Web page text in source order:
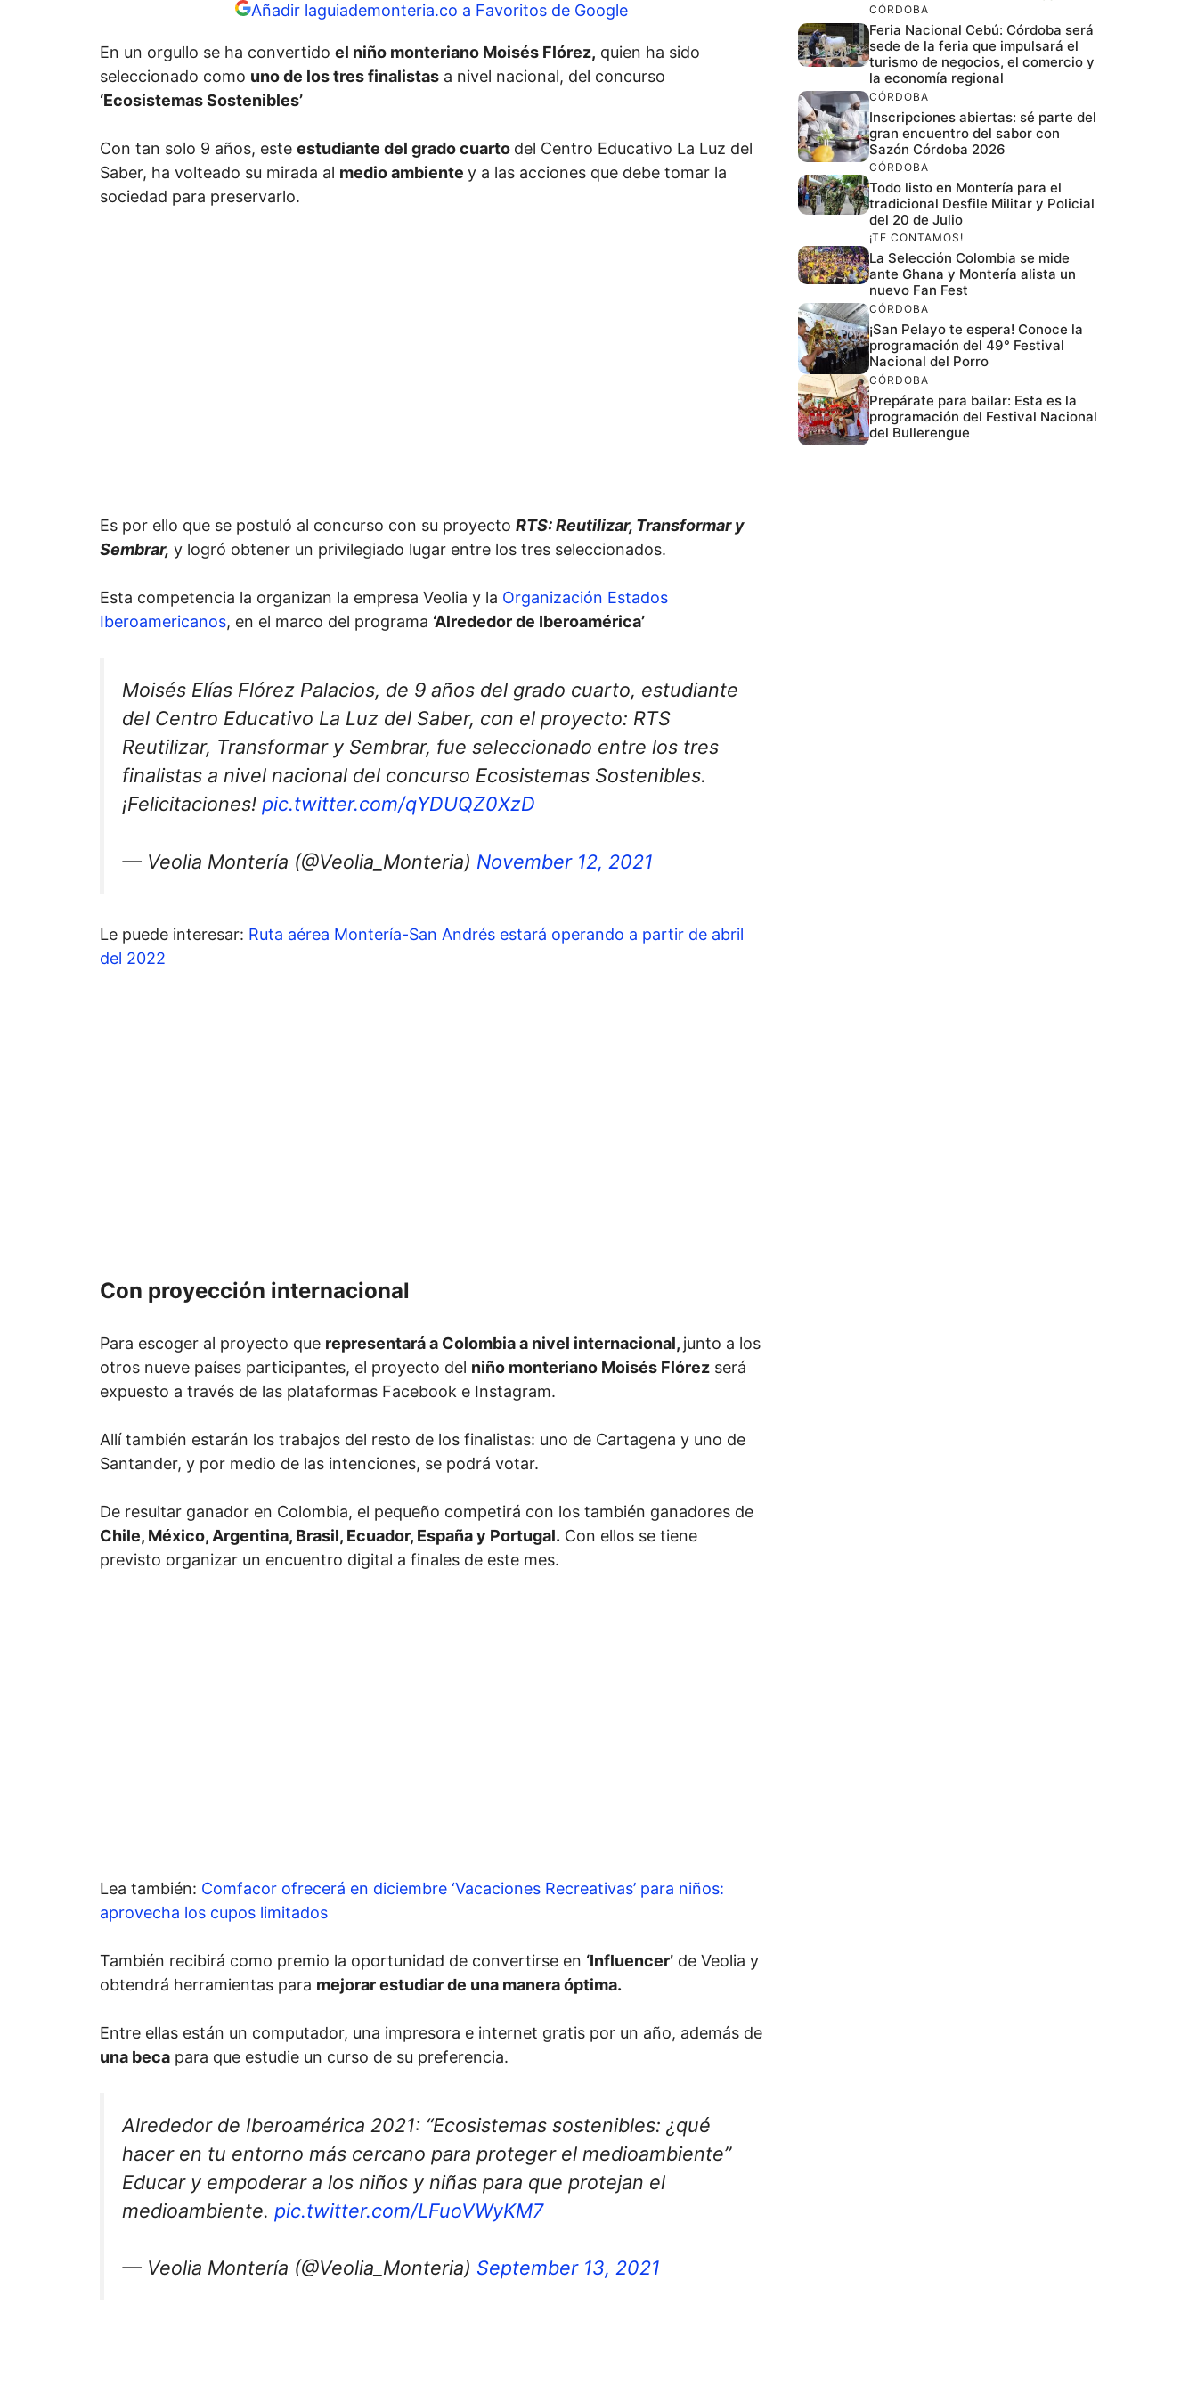
Añadir laguiademonteria.co a Favoritos de Google
En un orgullo se ha convertido el niño monteriano Moisés Flórez, quien ha sido
seleccionado como uno de los tres finalistas a nivel nacional, del concurso
‘Ecosistemas Sostenibles’
Con tan solo 9 años, este estudiante del grado cuarto del Centro Educativo La Luz del
Saber, ha volteado su mirada al medio ambiente y a las acciones que debe tomar la
sociedad para preservarlo.
Es por ello que se postuló al concurso con su proyecto RTS: Reutilizar, Transformar y
Sembrar, y logró obtener un privilegiado lugar entre los tres seleccionados.
Esta competencia la organizan la empresa Veolia y la Organización Estados
Iberoamericanos, en el marco del programa ‘Alrededor de Iberoamérica’
Moisés Elías Flórez Palacios, de 9 años del grado cuarto, estudiante
del Centro Educativo La Luz del Saber, con el proyecto: RTS
Reutilizar, Transformar y Sembrar, fue seleccionado entre los tres
finalistas a nivel nacional del concurso Ecosistemas Sostenibles.
¡Felicitaciones! pic.twitter.com/qYDUQZ0XzD
— Veolia Montería (@Veolia_Monteria) November 12, 2021
Le puede interesar: Ruta aérea Montería-San Andrés estará operando a partir de abril
del 2022
Con proyección internacional
Para escoger al proyecto que representará a Colombia a nivel internacional, junto a los
otros nueve países participantes, el proyecto del niño monteriano Moisés Flórez será
expuesto a través de las plataformas Facebook e Instagram.
Allí también estarán los trabajos del resto de los finalistas: uno de Cartagena y uno de
Santander, y por medio de las intenciones, se podrá votar.
De resultar ganador en Colombia, el pequeño competirá con los también ganadores de
Chile, México, Argentina, Brasil, Ecuador, España y Portugal. Con ellos se tiene
previsto organizar un encuentro digital a finales de este mes.
Lea también: Comfacor ofrecerá en diciembre ‘Vacaciones Recreativas’ para niños:
aprovecha los cupos limitados
También recibirá como premio la oportunidad de convertirse en ‘Influencer’ de Veolia y
obtendrá herramientas para mejorar estudiar de una manera óptima.
Entre ellas están un computador, una impresora e internet gratis por un año, además de
una beca para que estudie un curso de su preferencia.
Alrededor de Iberoamérica 2021: “Ecosistemas sostenibles: ¿qué
hacer en tu entorno más cercano para proteger el medioambiente”
Educar y empoderar a los niños y niñas para que protejan el
medioambiente. pic.twitter.com/LFuoVWyKM7
— Veolia Montería (@Veolia_Monteria) September 13, 2021
CÓRDOBA
Feria Nacional Cebú: Córdoba será
sede de la feria que impulsará el
turismo de negocios, el comercio y
la economía regional
CÓRDOBA
Inscripciones abiertas: sé parte del
gran encuentro del sabor con
Sazón Córdoba 2026
CÓRDOBA
Todo listo en Montería para el
tradicional Desfile Militar y Policial
del 20 de Julio
¡TE CONTAMOS!
La Selección Colombia se mide
ante Ghana y Montería alista un
nuevo Fan Fest
CÓRDOBA
¡San Pelayo te espera! Conoce la
programación del 49° Festival
Nacional del Porro
CÓRDOBA
Prepárate para bailar: Esta es la
programación del Festival Nacional
del Bullerengue